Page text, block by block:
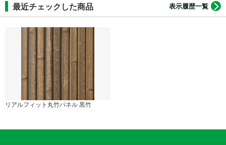
最近チェックした商品 表示履歴一覧
リアルフィット丸竹パネル 黒竹